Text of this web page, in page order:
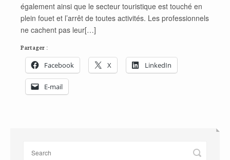
également ainsi que le secteur touristique est touché en
plein fouet et l’arrêt de toutes activités. Les professionnels
ne cachent pas leur[…]
Partager :
Facebook X LinkedIn
E-mail